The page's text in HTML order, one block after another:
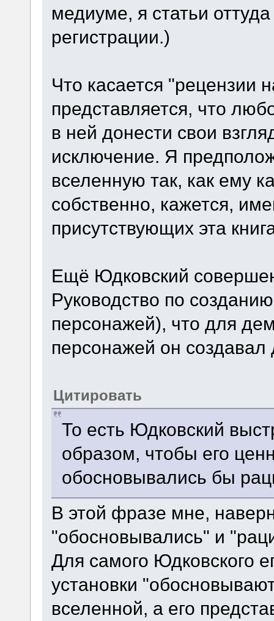
медиуме, я статьи
регистрации.)
Что касается "рецензии
представляется, что
в ней донести свои
исключение. Я
вселенную так, как ему
собственно, кажется,
присутствующих эта
Ещё Юдковский
Руководство по
персонажей), что для
персонажей он
Цитировать
То есть Юдковский
образом, чтобы его
обосновывались бы
В этой фразе мне,
"обосновывались" и
Для самого Юдковского
установки
вселенной, а его